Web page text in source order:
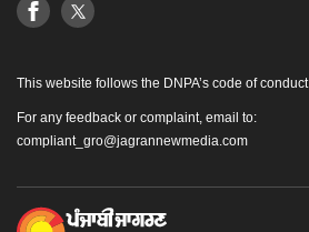
This website follows the DNPA’s code of conduct
For any feedback or complaint, email to:
compliant_gro@jagrannewmedia.com